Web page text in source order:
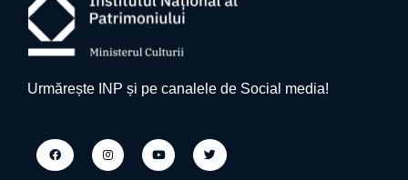
Urmărește INP și pe canalele de Social media!